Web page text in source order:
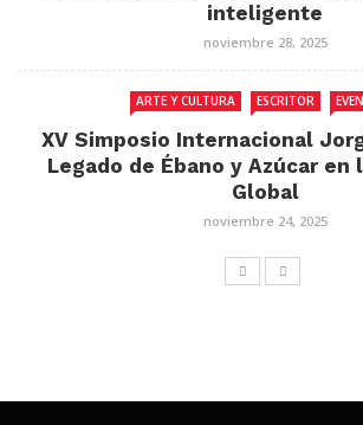
inteligente
noviembre 28, 2025
ARTE Y CULTURA ESCRITOR
XV Simposio Internacional
Legado de Ébano y Azúcar en
Global
noviembre 24, 2025